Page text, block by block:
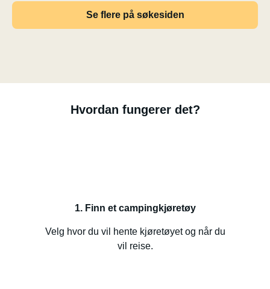
Se flere på søkesiden
Hvordan fungerer det?
1. Finn et campingkjøretøy
Velg hvor du vil hente kjøretøyet og når du
vil reise.